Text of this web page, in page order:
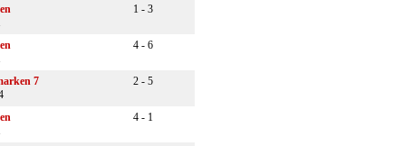
1 - 3
4 - 6
7
2 - 5
4 - 1